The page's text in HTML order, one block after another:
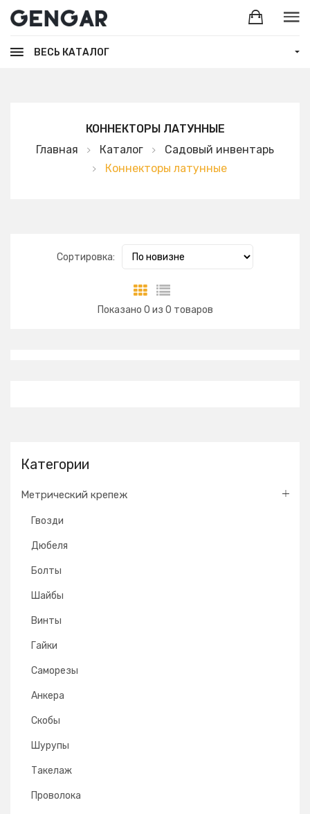
ВЕСЬ КАТАЛОГ
КОННЕКТОРЫ ЛАТУННЫЕ
Главная
Каталог
Садовый инвентарь
Коннекторы латунные
Категории
Метрический крепеж
Гвозди
Дюбеля
Болты
Шайбы
Винты
Гайки
Саморезы
Анкера
Скобы
Шурупы
Такелаж
Проволока
Показано 0 из 0 товаров
Сортировка: